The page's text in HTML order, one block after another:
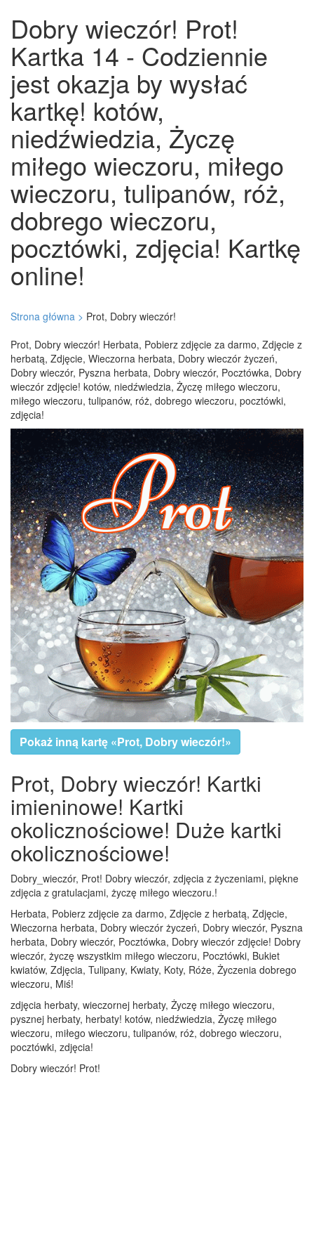
Dobry wieczór! Prot!
Kartka 14 - Codziennie
jest okazja by wysłać
kartkę! kotów,
niedźwiedzia, Życzę
miłego wieczoru, miłego
wieczoru, tulipanów, róż,
dobrego wieczoru,
pocztówki, zdjęcia! Kartkę
online!
Strona główna > Prot, Dobry wieczór!
Prot, Dobry wieczór! Herbata, Pobierz zdjęcie za darmo, Zdjęcie z
herbatą, Zdjęcie, Wieczorna herbata, Dobry wieczór życzeń,
Dobry wieczór, Pyszna herbata, Dobry wieczór, Pocztówka, Dobry
wieczór zdjęcie! kotów, niedźwiedzia, Życzę miłego wieczoru,
miłego wieczoru, tulipanów, róż, dobrego wieczoru, pocztówki,
zdjęcia!
Pokaż inną kartę «Prot, Dobry wieczór!»
Prot, Dobry wieczór! Kartki
imieninowe! Kartki
okolicznościowe! Duże kartki
okolicznościowe!
Dobry_wieczór, Prot! Dobry wieczór, zdjęcia z życzeniami, piękne
zdjęcia z gratulacjami, życzę miłego wieczoru.!
Herbata, Pobierz zdjęcie za darmo, Zdjęcie z herbatą, Zdjęcie,
Wieczorna herbata, Dobry wieczór życzeń, Dobry wieczór, Pyszna
herbata, Dobry wieczór, Pocztówka, Dobry wieczór zdjęcie! Dobry
wieczór, życzę wszystkim miłego wieczoru, Pocztówki, Bukiet
kwiatów, Zdjęcia, Tulipany, Kwiaty, Koty, Róże, Życzenia dobrego
wieczoru, Miś!
zdjęcia herbaty, wieczornej herbaty, Życzę miłego wieczoru,
pysznej herbaty, herbaty! kotów, niedźwiedzia, Życzę miłego
wieczoru, miłego wieczoru, tulipanów, róż, dobrego wieczoru,
pocztówki, zdjęcia!
Dobry wieczór! Prot!